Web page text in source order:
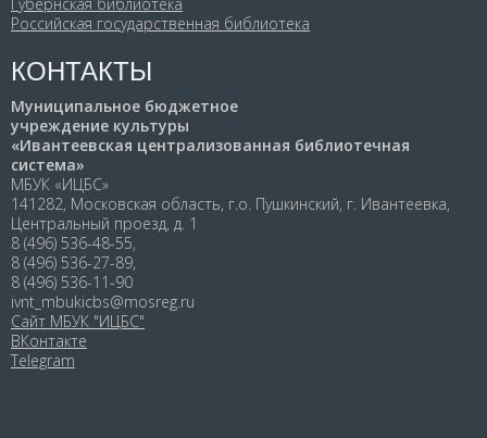
Российская государственная библиотека
КОНТАКТЫ
Муниципальное бюджетное
учреждение культуры
«Ивантеевская централизованная библиотечная
система»
МБУК «ИЦБС»
141282, Московская область, г.о. Пушкинский, г. Ивантеевка,
Центральный проезд, д. 1
8 (496) 536-48-55,
8 (496) 536-27-89,
8 (496) 536-11-90
ivnt_mbukicbs@mosreg.ru
Сайт МБУК "ИЦБС"
ВКонтакте
Telegram